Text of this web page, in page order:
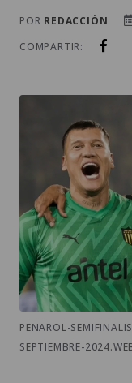
POR REDACCIÓN
COMPARTIR:
PENAROL-
SEPTIEMBRE-